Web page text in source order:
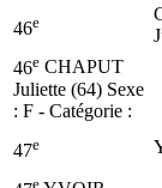
46e
46e CHAPUT
Juliette (64) Sexe
: F - Catégorie :
47e
e